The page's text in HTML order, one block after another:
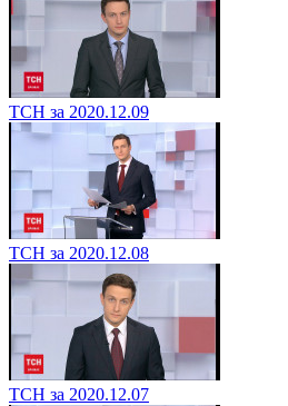
ТСН за 2020.12.09
ТСН за 2020.12.08
ТСН за 2020.12.07